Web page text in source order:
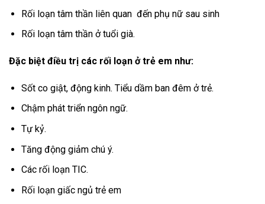
Rối loạn tâm thần liên quan đến phụ nữ sau sinh
Rối loạn tâm thần ở tuổi già.
Đặc biệt điều trị các rối loạn ở trẻ em như:
Sốt co giật, động kinh. Tiểu dầm ban đêm ở trẻ.
Chậm phát triển ngôn ngữ.
Tự kỷ.
Tăng động giảm chú ý.
Các rối loạn TIC.
Rối loạn giấc ngủ trẻ em